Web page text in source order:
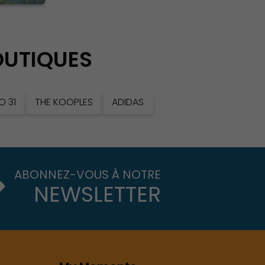
31 THE KOOPLES ADIDAS
ABONNEZ-VOUS À NOTRE
NEWSLETTER